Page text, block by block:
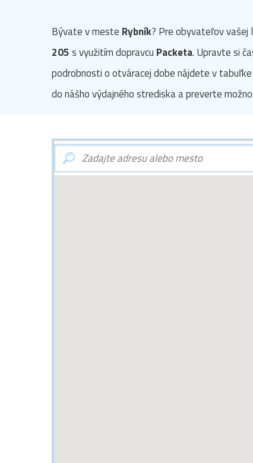
Bývate v meste Rybník? Pre obyvateľov
205s využitím dopravcu Packeta. Upravte si
podrobnosti o otváracej dobe nájdete v
do nášho výdajného strediska a preverte